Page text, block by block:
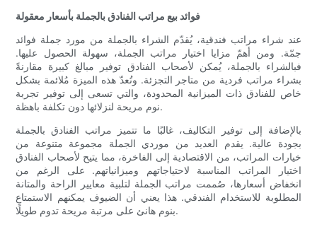
فوائد بيع مراتب الفنادق بالجملة بأسعار معقولة
عند شراء مراتب فندقية، يُقدّم الشراء بالجملة من مورد جملة فوائد
جمّة. ومن أهمّ مزايا اختيار مراتب الجملة، سهولة الحصول عليها.
فبالشراء بالجملة، يُمكن لأصحاب الفنادق توفير مبالغ كبيرة مقارنةً
بشراء مراتب فردية من متاجر التجزئة. وتُعدّ هذه الميزة مُلائمة بشكل
خاص للفنادق ذات الميزانية المحدودة، والتي تسعى إلى توفير تجربة
نوم مريحة لنزلائها دون تكلفة باهظة.
بالإضافة إلى توفير التكاليف، غالبًا ما تتميز مراتب الفنادق بالجملة
بجودة عالية. يقدم العديد من موردي الجملة مجموعة متنوعة من
خيارات المراتب، من الاقتصادية إلى الفاخرة، مما يتيح لأصحاب الفنادق
اختيار المراتب المناسبة لاحتياجاتهم وميزانياتهم. على الرغم من
انخفاض أسعارها، صُممت مراتب الجملة لتلبية معايير الراحة والمتانة
المطلوبة للاستخدام الفندقي. هذا يعني أن الضيوف يمكنهم الاستمتاع
بنوم هانئ على مرتبة مريحة تدوم طويلًا.